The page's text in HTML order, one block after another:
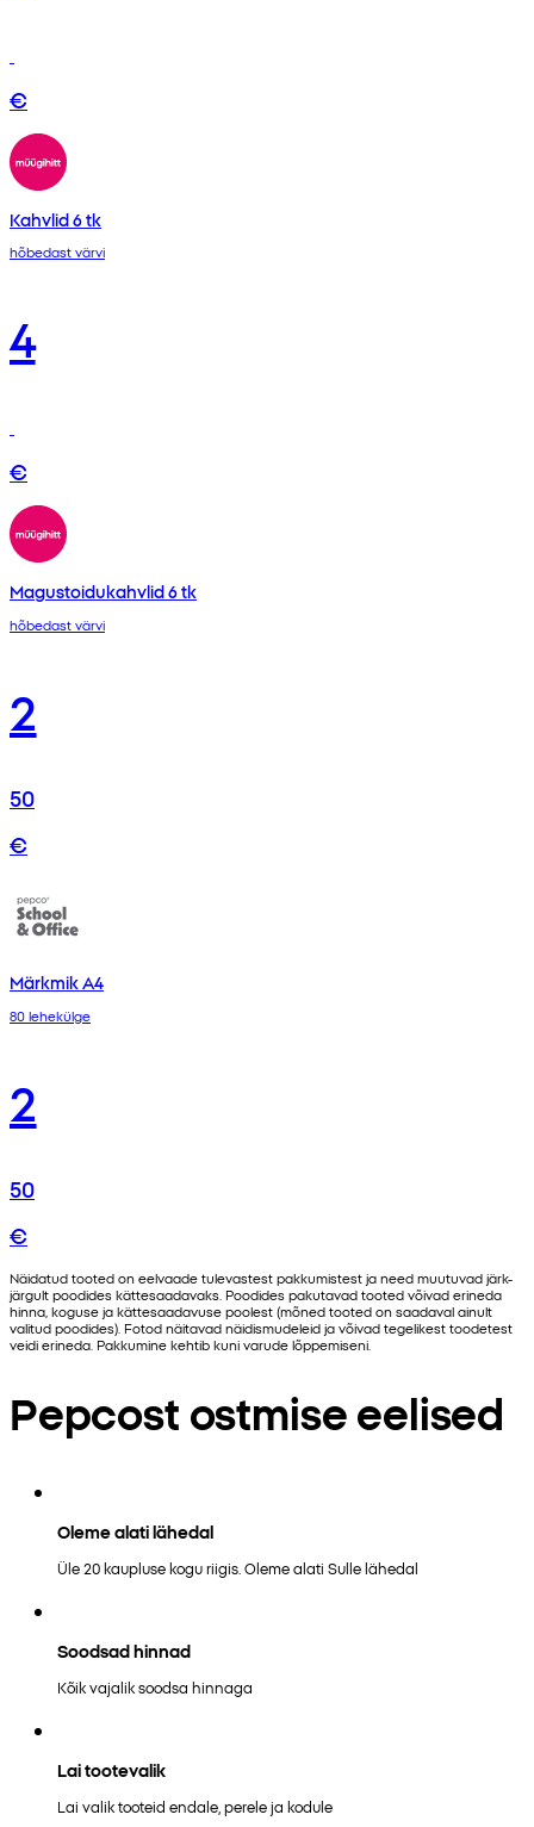
€
Kahvlid 6 tk
hõbedast värvi
4
€
Magustoidukahvlid 6 tk
hõbedast värvi
2
50
€
Märkmik A4
80 lehekülge
2
50
€
Näidatud tooted on eelvaade tulevastest pakkumistest ja need muutuvad järk-
järgult poodides kättesaadavaks. Poodides pakutavad tooted võivad erineda
hinna, koguse ja kättesaadavuse poolest (mõned tooted on saadaval ainult
valitud poodides). Fotod näitavad näidismudeleid ja võivad tegelikest toodetest
veidi erineda. Pakkumine kehtib kuni varude lõppemiseni.
Pepcost ostmise eelised
Oleme alati lähedal
Üle 20 kaupluse kogu riigis. Oleme alati Sulle lähedal
Soodsad hinnad
Kõik vajalik soodsa hinnaga
Lai tootevalik
Lai valik tooteid endale, perele ja kodule